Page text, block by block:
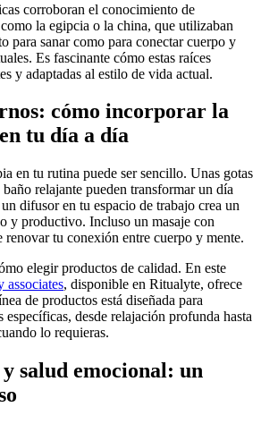
corroboran el conocimiento de
la egipcia o la china, que utilizaban
para sanar como para conectar cuerpo y
Es fascinante cómo estas raíces
y adaptadas al estilo de vida actual.
cómo incorporar la
tu día a día
en tu rutina puede ser sencillo. Unas gotas
relajante pueden transformar un día
difusor en tu espacio de trabajo crea un
y productivo. Incluso un masaje con
renovar tu conexión entre cuerpo y mente.
elegir productos de calidad. En este
associates, disponible en Ritualyte, ofrece
de productos está diseñada para
específicas, desde relajación profunda hasta
lo requieras.
salud emocional: un